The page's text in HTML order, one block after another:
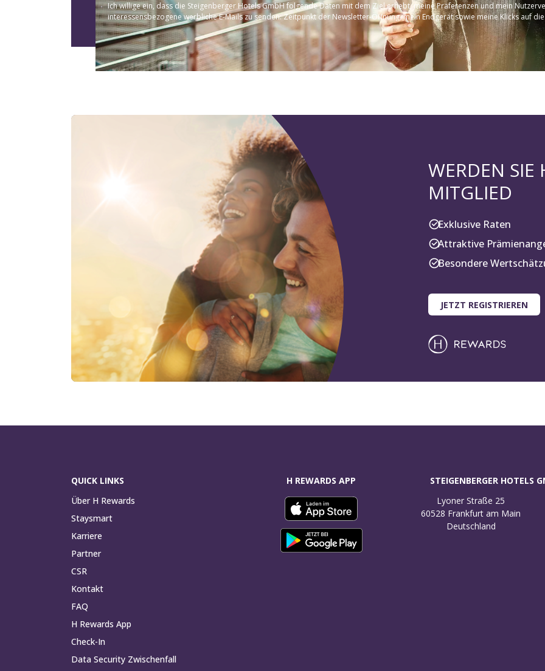
Ich willige ein, dass die Steigenberger Hotels GmbH folgende Daten mit dem Ziel erhebt, meine Präferenzen und mein
interessensbezogene werbliche E-Mails zu senden: Zeitpunkt der Newsletter-Öffnung, mein Endgerät sowie meine Klicks auf
WERDEN SIE
MITGLIED
Exklusive Raten
Attraktive
Besondere
JETZT REGISTRIEREN
QUICK LINKS
Über H Rewards
Staysmart
Karriere
Partner
CSR
Kontakt
FAQ
H Rewards App
Check-In
Data Security Zwischenfall
H REWARDS APP
STEIGENBERGER HOTELS
Lyoner Straße 25
60528 Frankfurt am Main
Deutschland